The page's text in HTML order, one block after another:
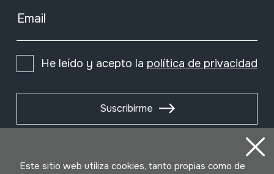
Email
He leído y acepto la política de privacidad
Suscribirme
Este sitio web utiliza cookies, tanto propias como de